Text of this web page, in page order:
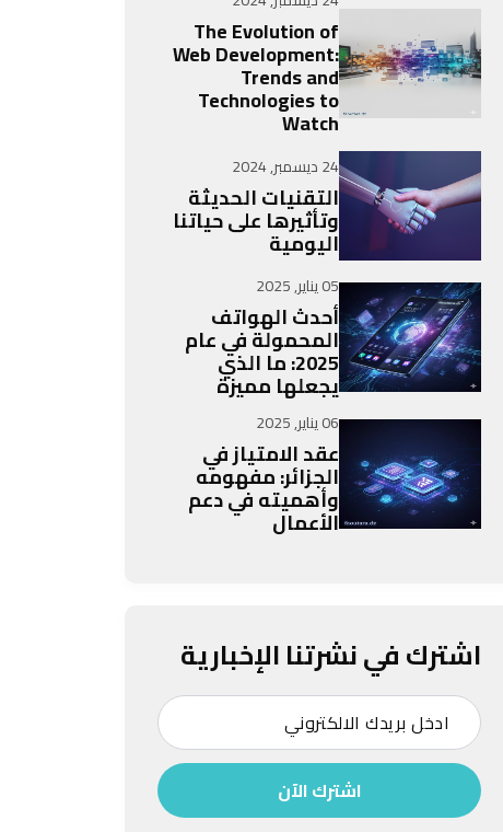
The Evolution of
Web Development:
Trends and
Technologies to
Watch
24 ديسمبر, 2024
التقنيات الحديثة
وتأثيرها على حياتنا
اليومية
05 يناير, 2025
أحدث الهواتف
المحمولة في عام
2025: ما الذي
يجعلها مميزة
06 يناير, 2025
عقد الامتياز في
الجزائر: مفهومه
وأهميته في دعم
الأعمال
اشترك في نشرتنا الإخبارية
اشترك الآن